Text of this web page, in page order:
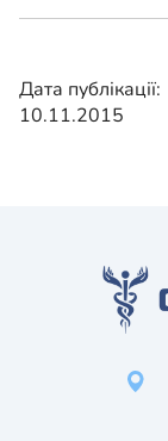
Дата публікації:
10.11.2015